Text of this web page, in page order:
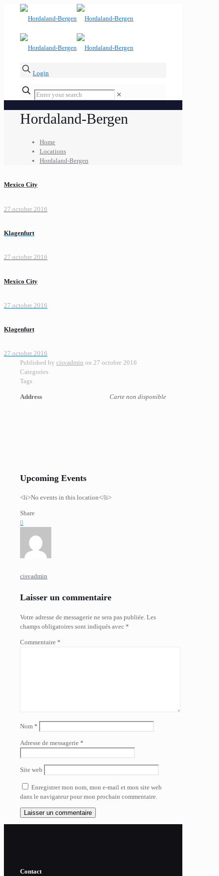
Login
✕
Hordaland-Bergen
Home
Locations
Hordaland-Bergen
Mexico City
27 octobre 2016
Klagenfurt
27 octobre 2016
Mexico City
27 octobre 2016
Klagenfurt
27 octobre 2016
Published by cisvadmin on 27 octobre 2016
Categories
Tags
Carte non disponible
Address
Upcoming Events
<li>No events in this location</li>
Share
0
cisvadmin
Laisser un commentaire
Votre adresse de messagerie ne sera pas publiée. Les
champs obligatoires sont indiqués avec *
Commentaire *
Nom *
Adresse de messagerie *
Site web
Enregistrer mon nom, mon e-mail et mon site web
dans le navigateur pour mon prochain commentaire.
Contact